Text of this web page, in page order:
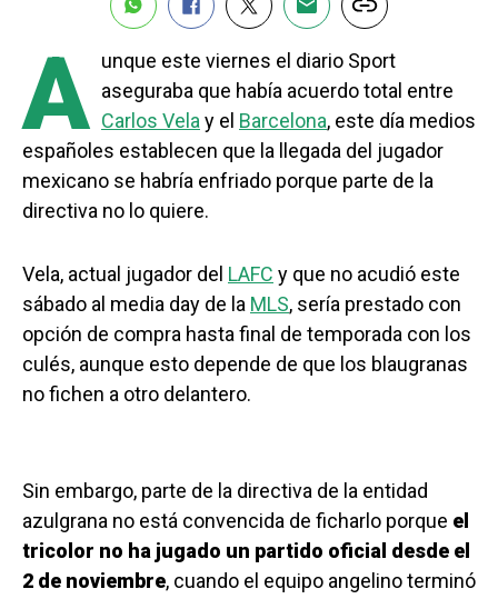
A unque este viernes el diario Sport
aseguraba que había acuerdo total entre
Carlos Velay el Barcelona, este día medios
españoles establecen que la llegada del jugador
mexicano se habría enfriado porque parte de la
directiva no lo quiere.
Vela, actual jugador del LAFC y que no acudió este
sábado al media day de la MLS, sería prestado con
opción de compra hasta final de temporada con los
culés, aunque esto depende de que los blaugranas
no fichen a otro delantero.
Sin embargo, parte de la directiva de la entidad
azulgrana no está convencida de ficharlo porque el
tricolor no ha jugado un partido oficial desde el
2 de noviembre, cuando el equipo angelino terminó